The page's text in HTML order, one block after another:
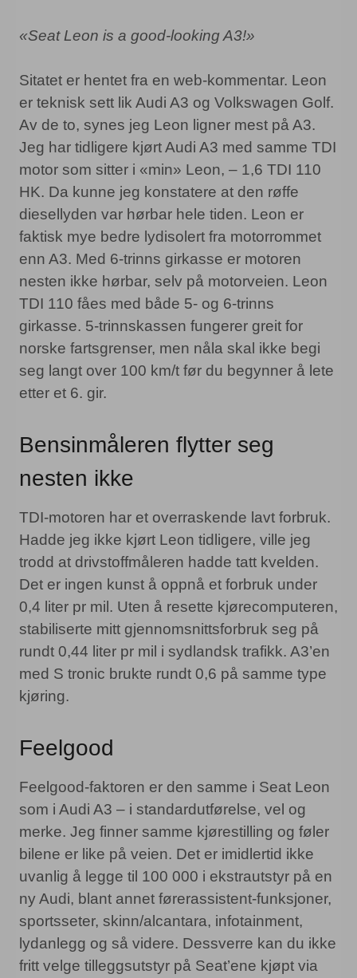
«Seat Leon is a good-looking A3!»
Sitatet er hentet fra en web-kommentar. Leon
er teknisk sett lik Audi A3 og Volkswagen Golf.
Av de to, synes jeg Leon ligner mest på A3.
Jeg har tidligere kjørt Audi A3 med samme TDI
motor som sitter i «min» Leon, – 1,6 TDI 110
HK. Da kunne jeg konstatere at den røffe
diesellyden var hørbar hele tiden. Leon er
faktisk mye bedre lydisolert fra motorrommet
enn A3. Med 6-trinns girkasse er motoren
nesten ikke hørbar, selv på motorveien. Leon
TDI 110 fåes med både 5- og 6-trinns
girkasse. 5-trinnskassen fungerer greit for
norske fartsgrenser, men nåla skal ikke begi
seg langt over 100 km/t før du begynner å lete
etter et 6. gir.
Bensinmåleren flytter seg
nesten ikke
TDI-motoren har et overraskende lavt forbruk.
Hadde jeg ikke kjørt Leon tidligere, ville jeg
trodd at drivstoffmåleren hadde tatt kvelden.
Det er ingen kunst å oppnå et forbruk under
0,4 liter pr mil. Uten å resette kjørecomputeren,
stabiliserte mitt gjennomsnittsforbruk seg på
rundt 0,44 liter pr mil i sydlandsk trafikk. A3’en
med S tronic brukte rundt 0,6 på samme type
kjøring.
Feelgood
Feelgood-faktoren er den samme i Seat Leon
som i Audi A3 – i standardutførelse, vel og
merke. Jeg finner samme kjørestilling og føler
bilene er like på veien. Det er imidlertid ikke
uvanlig å legge til 100 000 i ekstrautstyr på en
ny Audi, blant annet førerassistent-funksjoner,
sportsseter, skinn/alcantara, infotainment,
lydanlegg og så videre. Dessverre kan du ikke
fritt velge tilleggsutstyr på Seat’ene kjøpt via